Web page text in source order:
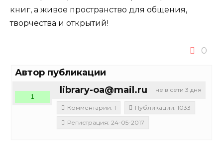
книг, а живое пространство для общения,
творчества и открытий!
0
Автор публикации
не в сети 3 дня
library-oa@mail.ru
1
Комментарии: 1
Публикации: 1033
Регистрация: 24-05-2017